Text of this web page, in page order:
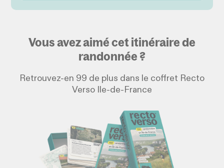
Vous avez aimé cet itinéraire de
randonnée ?
Retrouvez-en 99 de plus dans le coffret Recto
Verso Ile-de-France